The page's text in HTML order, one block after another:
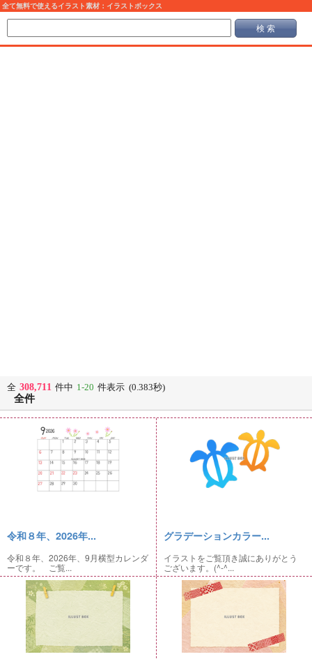
全て無料で使えるイラスト素材：イラストボックス
検 索
全 308,711 件中 1-20 件表示 (0.383秒)
全件
令和８年、2026年...
令和８年、2026年、9月横型カレンダ
ーです。 ご覧...
グラデーションカラー...
イラストをご覧頂き誠にありがとう
ございます。(^-^...